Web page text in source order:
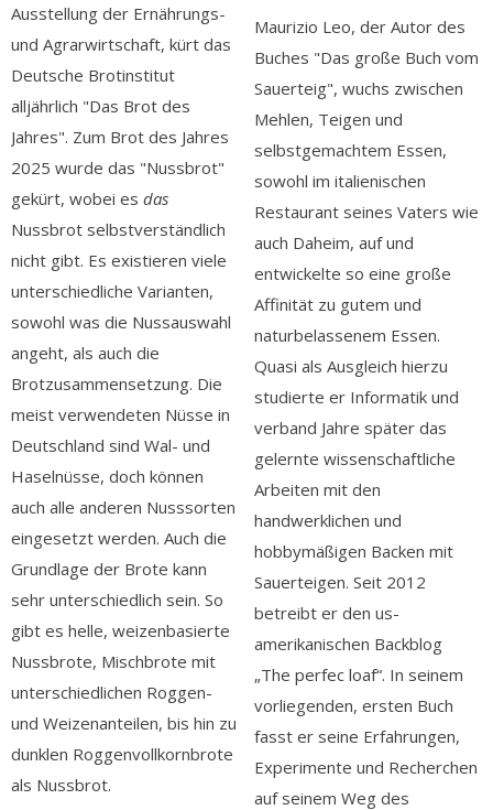
Ausstellung der Ernährungs-
und Agrarwirtschaft, kürt das
Deutsche Brotinstitut
alljährlich "Das Brot des
Jahres". Zum Brot des Jahres
2025 wurde das "Nussbrot"
gekürt, wobei es das
Nussbrot selbstverständlich
nicht gibt. Es existieren viele
unterschiedliche Varianten,
sowohl was die Nussauswahl
angeht, als auch die
Brotzusammensetzung. Die
meist verwendeten Nüsse in
Deutschland sind Wal- und
Haselnüsse, doch können
auch alle anderen Nusssorten
eingesetzt werden. Auch die
Grundlage der Brote kann
sehr unterschiedlich sein. So
gibt es helle, weizenbasierte
Nussbrote, Mischbrote mit
unterschiedlichen Roggen-
und Weizenanteilen, bis hin zu
dunklen Roggenvollkornbrote
als Nussbrot.
Maurizio Leo, der Autor des
Buches "Das große Buch vom
Sauerteig", wuchs zwischen
Mehlen, Teigen und
selbstgemachtem Essen,
sowohl im italienischen
Restaurant seines Vaters wie
auch Daheim, auf und
entwickelte so eine große
Affinität zu gutem und
naturbelassenem Essen.
Quasi als Ausgleich hierzu
studierte er Informatik und
verband Jahre später das
gelernte wissenschaftliche
Arbeiten mit den
handwerklichen und
hobbymäßigen Backen mit
Sauerteigen. Seit 2012
betreibt er den us-
amerikanischen Backblog
„The perfec loaf“. In seinem
vorliegenden, ersten Buch
fasst er seine Erfahrungen,
Experimente und Recherchen
auf seinem Weg des